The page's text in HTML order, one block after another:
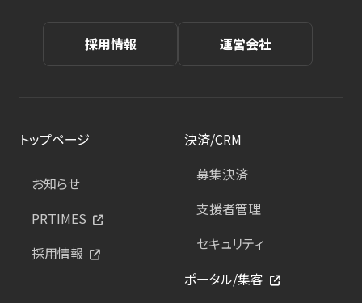
採用情報 運営会社
トップページ
お知らせ
PRTIMES
採用情報
決済/CRM
募集決済
支援者管理
セキュリティ
ポータル/集客